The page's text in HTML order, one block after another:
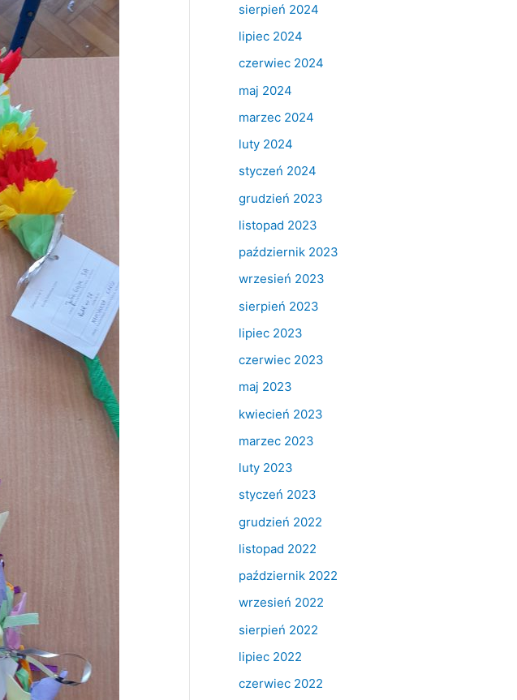
sierpień 2024
lipiec 2024
czerwiec 2024
maj 2024
marzec 2024
luty 2024
styczeń 2024
grudzień 2023
listopad 2023
październik 2023
wrzesień 2023
sierpień 2023
lipiec 2023
czerwiec 2023
maj 2023
kwiecień 2023
marzec 2023
luty 2023
styczeń 2023
grudzień 2022
listopad 2022
październik 2022
wrzesień 2022
sierpień 2022
lipiec 2022
czerwiec 2022